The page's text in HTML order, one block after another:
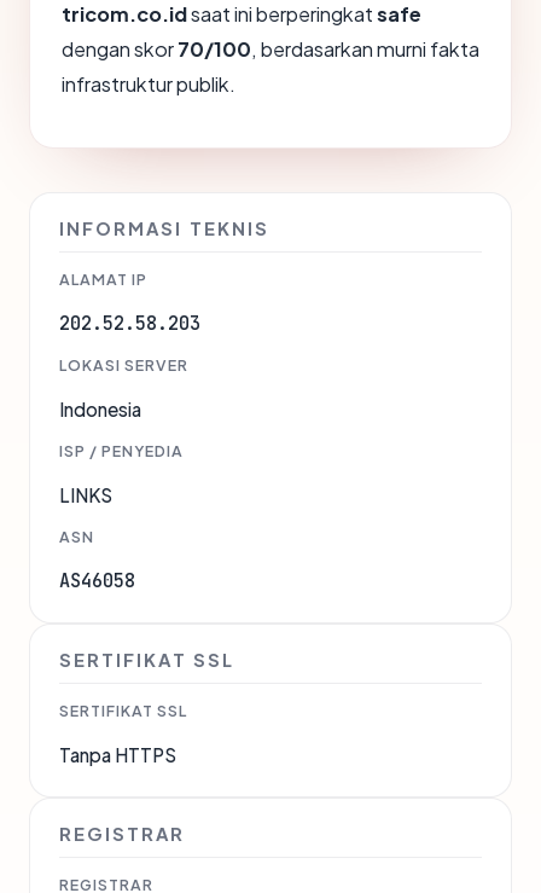
tricom.co.idsaat ini berperingkatsafe
dengan skor70/100, berdasarkan murni fakta
infrastruktur publik.
INFORMASI TEKNIS
ALAMAT IP
202.52.58.203
LOKASI SERVER
Indonesia
ISP / PENYEDIA
LINKS
ASN
AS46058
SERTIFIKAT SSL
SERTIFIKAT SSL
Tanpa HTTPS
REGISTRAR
REGISTRAR